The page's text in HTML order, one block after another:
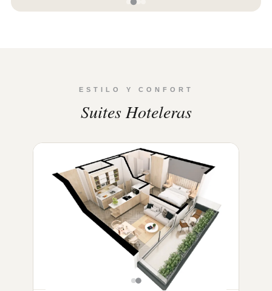
ESTILO Y CONFORT
Suites Hoteleras